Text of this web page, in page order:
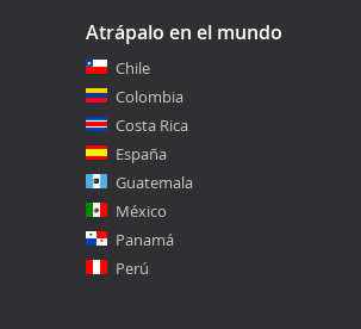
Atrápalo en el mundo
Chile
Colombia
Costa Rica
España
Guatemala
México
Panamá
Perú